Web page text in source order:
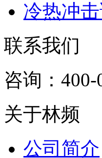
冷热冲
联系我们
咨询：400-
关于林频
公司简介